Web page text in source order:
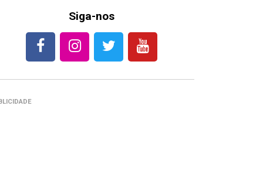
Siga-nos